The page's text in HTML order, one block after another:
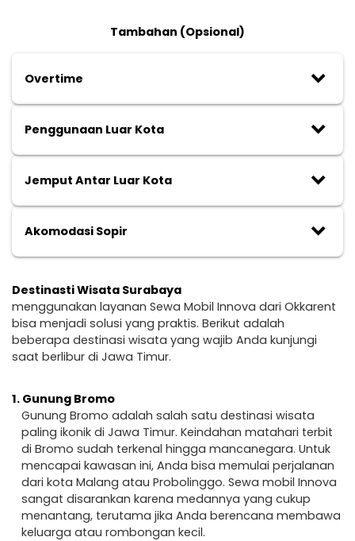
Tambahan (Opsional)
Overtime keyboard_arrow_down
Penggunaan Luar Kota keyboard_arrow_down
Jemput Antar Luar Kota keyboard_arrow_down
Akomodasi Sopir keyboard_arrow_down
Destinasti Wisata Surabaya
menggunakan layanan Sewa Mobil Innova dari Okkarent
bisa menjadi solusi yang praktis. Berikut adalah
beberapa destinasi wisata yang wajib Anda kunjungi
saat berlibur di Jawa Timur.
1. Gunung Bromo
Gunung Bromo adalah salah satu destinasi wisata
paling ikonik di Jawa Timur. Keindahan matahari terbit
di Bromo sudah terkenal hingga mancanegara. Untuk
mencapai kawasan ini, Anda bisa memulai perjalanan
dari kota Malang atau Probolinggo. Sewa mobil Innova
sangat disarankan karena medannya yang cukup
menantang, terutama jika Anda berencana membawa
keluarga atau rombongan kecil.